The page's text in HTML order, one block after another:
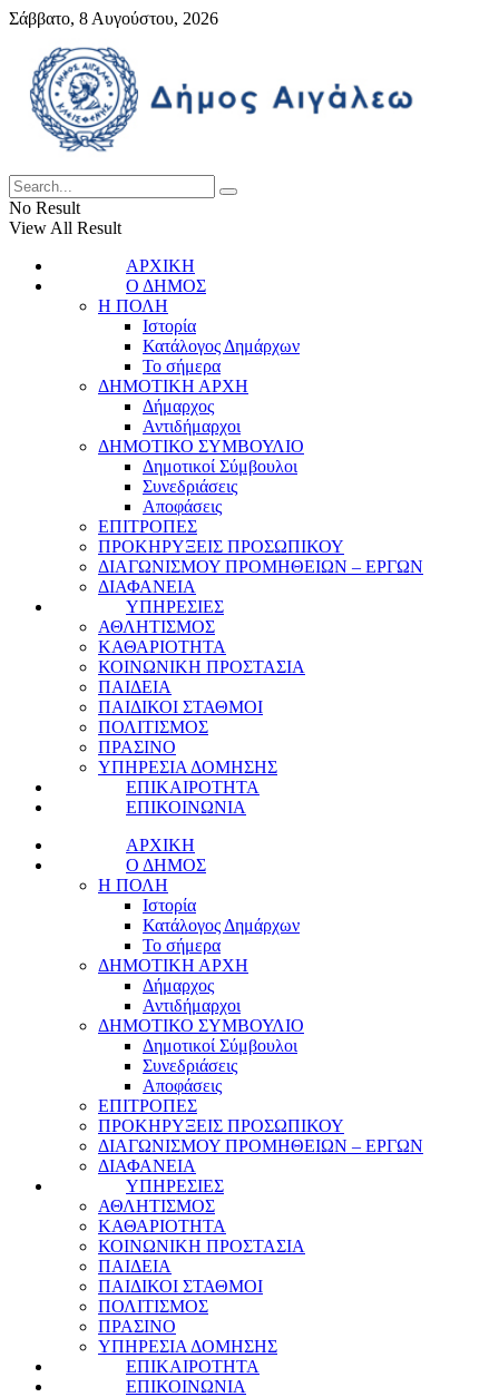
Σάββατο, 8 Αυγούστου, 2026
No Result
View All Result
ΑΡΧΙΚΗ
Ο ΔΗΜΟΣ
Η ΠΟΛΗ
Ιστορία
Κατάλογος Δημάρχων
Το σήμερα
ΔΗΜΟΤΙΚΗ ΑΡΧΗ
Δήμαρχος
Αντιδήμαρχοι
ΔΗΜΟΤΙΚΟ ΣΥΜΒΟΥΛΙΟ
Δημοτικοί Σύμβουλοι
Συνεδριάσεις
Αποφάσεις
ΕΠΙΤΡΟΠΕΣ
ΠΡΟΚΗΡΥΞΕΙΣ ΠΡΟΣΩΠΙΚΟΥ
ΔΙΑΓΩΝΙΣΜΟΥ ΠΡΟΜΗΘΕΙΩΝ – ΕΡΓΩΝ
ΔΙΑΦΑΝΕΙΑ
ΥΠΗΡΕΣΙΕΣ
ΑΘΛΗΤΙΣΜΟΣ
ΚΑΘΑΡΙΟΤΗΤΑ
ΚΟΙΝΩΝΙΚΗ ΠΡΟΣΤΑΣΙΑ
ΠΑΙΔΕΙΑ
ΠΑΙΔΙΚΟΙ ΣΤΑΘΜΟΙ
ΠΟΛΙΤΙΣΜΟΣ
ΠΡΑΣΙΝΟ
ΥΠΗΡΕΣΙΑ ΔΟΜΗΣΗΣ
ΕΠΙΚΑΙΡΟΤΗΤΑ
ΕΠΙΚΟΙΝΩΝΙΑ
ΑΡΧΙΚΗ
Ο ΔΗΜΟΣ
Η ΠΟΛΗ
Ιστορία
Κατάλογος Δημάρχων
Το σήμερα
ΔΗΜΟΤΙΚΗ ΑΡΧΗ
Δήμαρχος
Αντιδήμαρχοι
ΔΗΜΟΤΙΚΟ ΣΥΜΒΟΥΛΙΟ
Δημοτικοί Σύμβουλοι
Συνεδριάσεις
Αποφάσεις
ΕΠΙΤΡΟΠΕΣ
ΠΡΟΚΗΡΥΞΕΙΣ ΠΡΟΣΩΠΙΚΟΥ
ΔΙΑΓΩΝΙΣΜΟΥ ΠΡΟΜΗΘΕΙΩΝ – ΕΡΓΩΝ
ΔΙΑΦΑΝΕΙΑ
ΥΠΗΡΕΣΙΕΣ
ΑΘΛΗΤΙΣΜΟΣ
ΚΑΘΑΡΙΟΤΗΤΑ
ΚΟΙΝΩΝΙΚΗ ΠΡΟΣΤΑΣΙΑ
ΠΑΙΔΕΙΑ
ΠΑΙΔΙΚΟΙ ΣΤΑΘΜΟΙ
ΠΟΛΙΤΙΣΜΟΣ
ΠΡΑΣΙΝΟ
ΥΠΗΡΕΣΙΑ ΔΟΜΗΣΗΣ
ΕΠΙΚΑΙΡΟΤΗΤΑ
ΕΠΙΚΟΙΝΩΝΙΑ